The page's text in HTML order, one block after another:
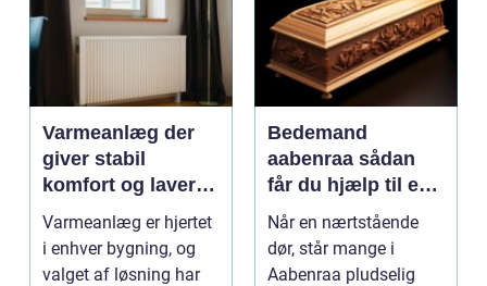
Varmeanlæg der
giver stabil
komfort og lavere
energiregning
Varmeanlæg er hjertet
i enhver bygning, og
valget af løsning har
Bedemand
aabenraa sådan
får du hjælp til en
værdig afsked
Når en nærtstående
dør, står mange i
Aabenraa pludselig